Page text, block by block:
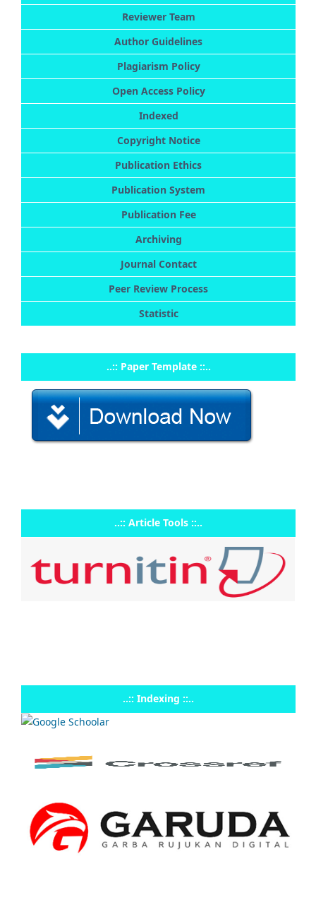
Reviewer Team
Author Guidelines
Plagiarism Policy
Open Access Policy
Indexed
Copyright Notice
Publication Ethics
Publication System
Publication Fee
Archiving
Journal Contact
Peer Review Process
Statistic
..:: Paper Template ::..
..:: Article Tools ::..
..:: Indexing ::..